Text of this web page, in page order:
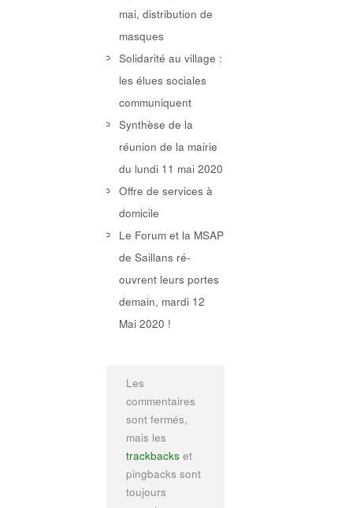
mai, distribution de
masques
Solidarité au village :
les élues sociales
communiquent
Synthèse de la
réunion de la mairie
du lundi 11 mai 2020
Offre de services à
domicile
Le Forum et la MSAP
de Saillans ré-
ouvrent leurs portes
demain, mardi 12
Mai 2020 !
Les
commentaires
sont fermés,
mais les
trackbacks et
pingbacks sont
toujours